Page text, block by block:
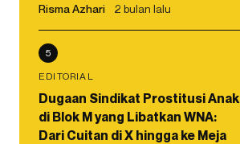
Risma Azhari 2 bulan lalu
5
EDITORIAL
Dugaan Sindikat Prostitusi Anak
di Blok M yang Libatkan WNA:
Dari Cuitan di X hingga ke Meja